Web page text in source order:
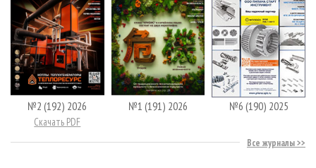
№2 (192) 2026
Скачать PDF
№1 (191) 2026 №6 (190) 2025
Все журналы